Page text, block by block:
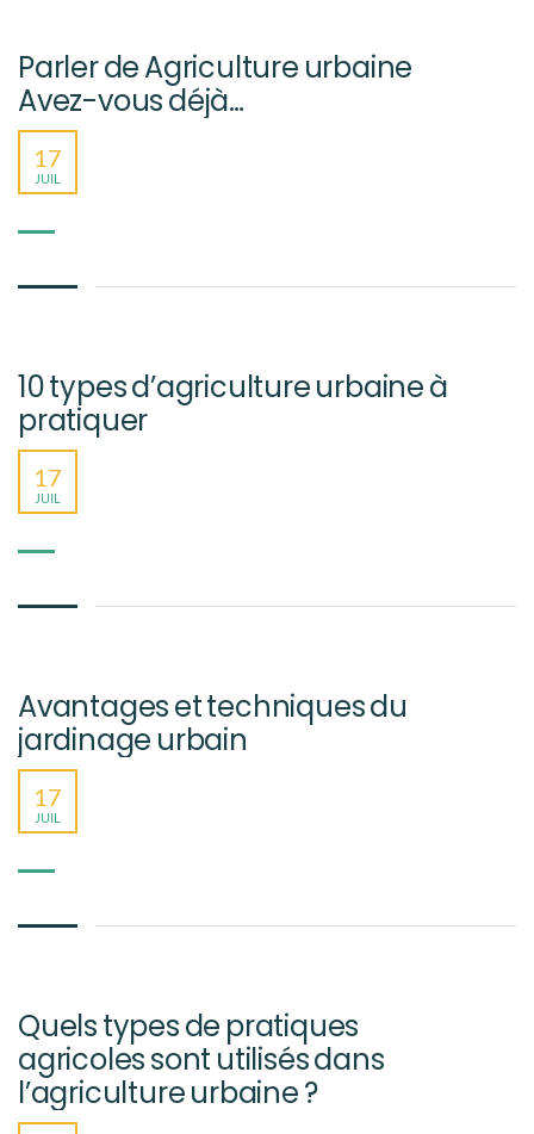
Parler de Agriculture urbaine
Avez-vous déjà…
17
JUIL
10 types d’agriculture urbaine à
pratiquer
17
JUIL
Avantages et techniques du
jardinage urbain
17
JUIL
Quels types de pratiques
agricoles sont utilisés dans
l’agriculture urbaine ?